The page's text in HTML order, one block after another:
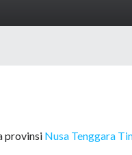
provinsi Nusa Tenggara